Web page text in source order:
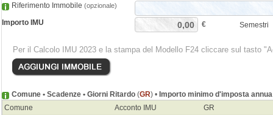
Riferimento Immobile (opzionale)
Importo IMU € Semestri
Per il Calcolo IMU 2023 e la stampa del Modello F24 cliccare sul tasto
Comune • Scadenze • Giorni Ritardo (GR) • Importo minimo d'imposta annua
Comune
Acconto IMU GR